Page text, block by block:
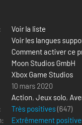
Voir la liste
Voir les langues
Comment activer ce
Moon Studios GmbH
Xbox Game Studios
10 mars 2020
Action, Jeux solo,
Très positives(647)
Extrêmement